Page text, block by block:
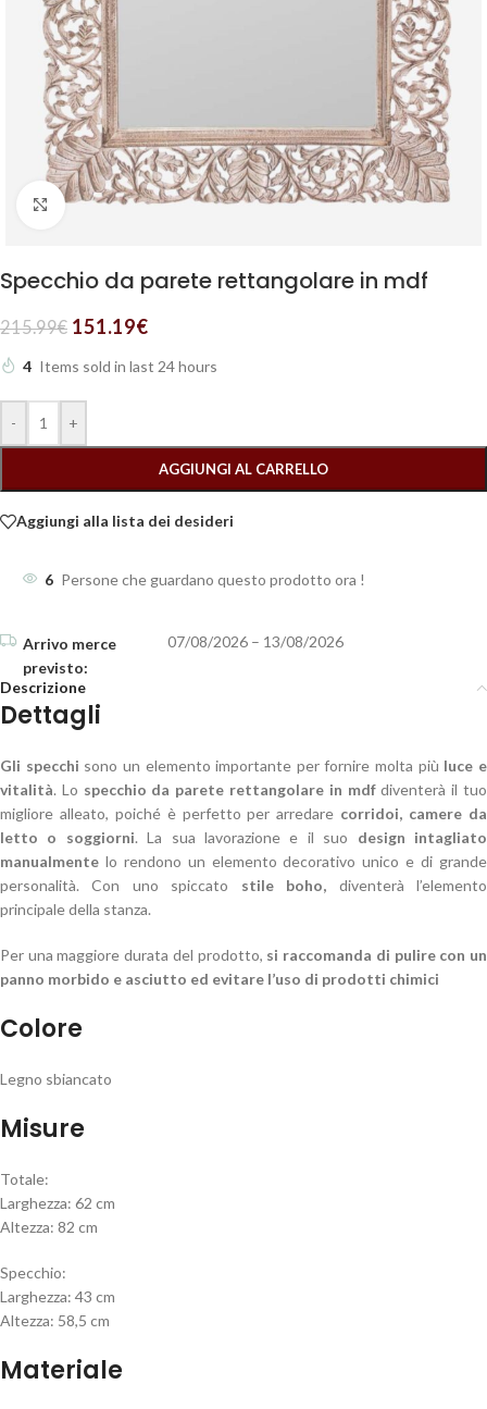
Clicca per ingrandire
Specchio da parete rettangolare in mdf
215.99€ 151.19€
4 Items sold in last 24 hours
- +
AGGIUNGI AL CARRELLO
Aggiungi alla lista dei desideri
6 Persone che guardano questo prodotto ora !
07/08/2026 – 13/08/2026
Descrizione
Dettagli
Gli specchi sono un elemento importante per fornire molta più luce e
vitalità. Lo specchio da parete rettangolare in mdfdiventerà il tuo
migliore alleato, poiché è perfetto per arredare corridoi, camere da
letto o soggiorni. La sua lavorazione e il suo design intagliato
manualmente lo rendono un elemento decorativo unico e di grande
personalità. Con uno spiccato stile boho, diventerà l’elemento
principale della stanza.
Per una maggiore durata del prodotto, si raccomanda di pulire con un
panno morbido e asciutto ed evitare l’uso di prodotti chimici
Colore
Legno sbiancato
Misure
Totale:
Larghezza: 62 cm
Altezza: 82 cm
Specchio:
Larghezza: 43 cm
Altezza: 58,5 cm
Materiale